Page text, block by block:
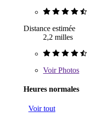
Distance estimée
2,2 milles
VoirPhotos
Heures normales
Voir tout